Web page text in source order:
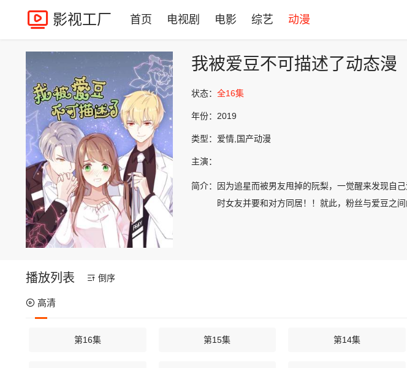
影视工厂 首页 电视剧 电影 综艺 动漫
我被爱豆不可描述了动态漫
状态： 全16集
年份： 2019
类型： 爱情,国产动漫
主演：
简介：
因为追星而被男友甩掉的阮梨，一觉醒来发现自
时女友并要和对方同居！！就此，粉丝与爱豆之
播放列表 倒序
高清
第16集 第15集 第14集